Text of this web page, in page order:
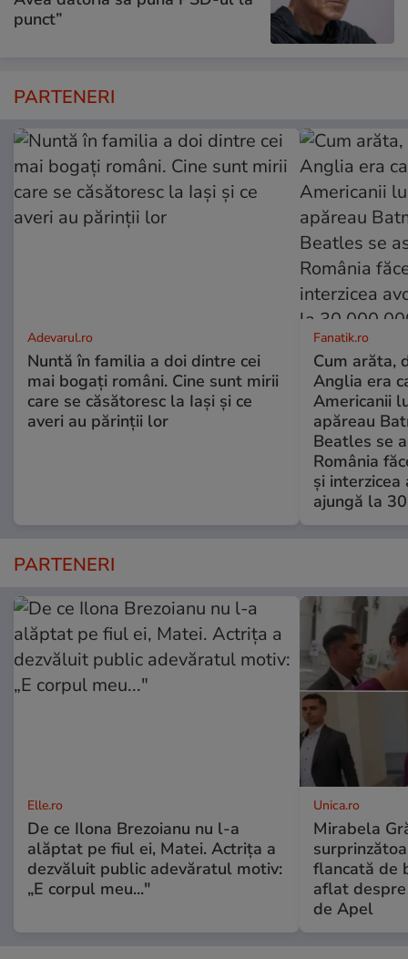
punct”
PARTENERI
Adevarul.ro
Nuntă în familia a doi dintre cei
mai bogați români. Cine sunt mirii
care se căsătoresc la Iași și ce
averi au părinții lor
Fanatik.ro
Cum arăta,
Anglia era
Americanii
apăreau
Beatles se
România
și
ajungă la
PARTENERI
Elle.ro
De ce Ilona Brezoianu nu l-a
alăptat pe fiul ei, Matei. Actrița a
dezvăluit public adevăratul motiv:
„E corpul meu..."
Unica.ro
Mirabela
flancată de
aflat
de Apel